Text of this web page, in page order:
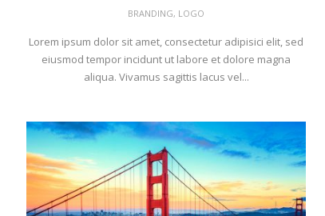
BRANDING, LOGO
Lorem ipsum dolor sit amet, consectetur adipisici elit, sed
eiusmod tempor incidunt ut labore et dolore magna
aliqua. Vivamus sagittis lacus vel...